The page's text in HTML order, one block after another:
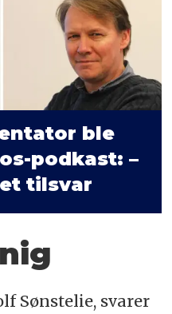
ble
podkast: –
tilsvar
Sønstelie, svarer